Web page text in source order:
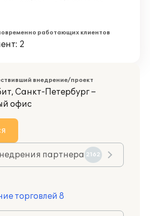
работающих клиентов
2
внедрение/проект
Санкт-Петербург –
офис
партнера 2162
торговлей 8